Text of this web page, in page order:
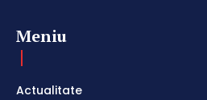
Meniu
Actualitate